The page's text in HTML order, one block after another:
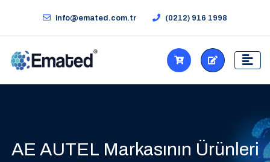
info@emated.com.tr (0212) 916 1998
AE AUTEL Markasının Ürünleri